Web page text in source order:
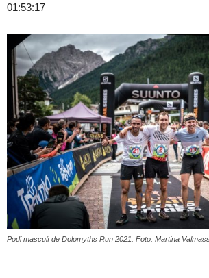
01:53:17
Podi masculí de Dolomyths Run 2021. Foto: Martina